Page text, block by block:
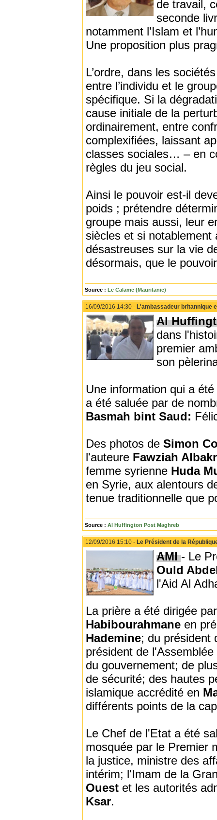
de travail,
seconde
notamment l’Islam et
Une proposition plus
L’ordre, dans les
entre l’individu et le
spécifique. Si la
cause initiale de la
ordinairement, entre
complexifiées, laissant
classes sociales… – en
règles du jeu social.
Ainsi le pouvoir est-il
poids ; prétendre
groupe mais aussi, leur
siècles et si
désastreuses sur la vie
désormais, que le
Source : Le Calame (Mauritanie)
16/09/2016 14:30 - L'ambassadeur britannique
Al
dans
premier
son
Une information qui a
a été saluée par de
Basmah bint Saud:
Des photos de Simon
l'auteure Fawziah Albakr
femme syrienne Huda
en Syrie, aux alentours
tenue traditionnelle que
Source : Al Huffington Post Maghreb
12/09/2016 15:10 - Le Président de la
AMI- Le
Ould
l'Aid Al
La prière a été dirigée
Habibourahmane en
Hademine; du
président de
du gouvernement; de
de sécurité; des hautes
islamique accrédité en
différents points de la
Le Chef de l'Etat a été
mosquée par le Premier
la justice, ministre des
intérim; l'Imam de la
Ouest et les autorités
Ksar.